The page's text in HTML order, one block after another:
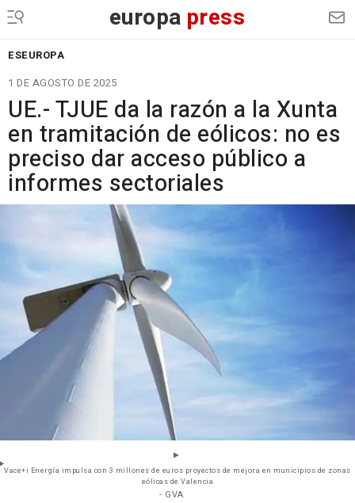
europa press
ESEUROPA
1 DE AGOSTO DE 2025
UE.- TJUE da la razón a la Xunta
en tramitación de eólicos: no es
preciso dar acceso público a
informes sectoriales
Vace+i Energía impulsa con 3 millones de euros proyectos de mejora en municipios de zonas
eólicas de Valencia
- GVA